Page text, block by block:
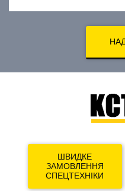
ШВИДКЕ
ЗАМОВЛЕННЯ
СПЕЦТЕХНІКИ